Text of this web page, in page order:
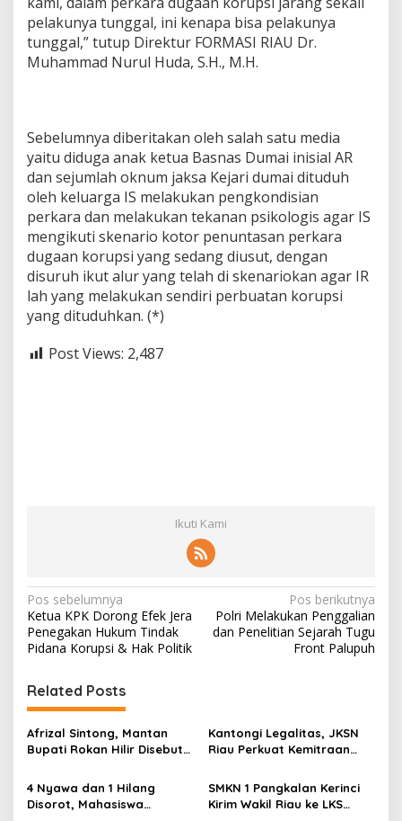
pelakunya tunggal, ini kenapa bisa pelakunya
tunggal,” tutup Direktur FORMASI RIAU Dr.
Muhammad Nurul Huda, S.H., M.H.
Sebelumnya diberitakan oleh salah satu media
yaitu diduga anak ketua Basnas Dumai inisial AR
dan sejumlah oknum jaksa Kejari dumai dituduh
oleh keluarga IS melakukan pengkondisian
perkara dan melakukan tekanan psikologis agar IS
mengikuti skenario kotor penuntasan perkara
dugaan korupsi yang sedang diusut, dengan
disuruh ikut alur yang telah di skenariokan agar IR
lah yang melakukan sendiri perbuatan korupsi
yang dituduhkan. (*)
Post Views: 2,487
Ikuti Kami
N
a
v
i
g
a
s
i
p
Pos sebelumnya
Ketua KPK Dorong Efek Jera
Penegakan Hukum Tindak
Pidana Korupsi & Hak Politik
Pos berikutnya
Polri Melakukan Penggalian
dan Penelitian Sejarah Tugu
Front Palupuh
Related Posts
Afrizal Sintong, Mantan
Bupati Rokan Hilir Disebut
Diterima Kejati, GMPR
Desak Usut Dividen Rp331,7
Kantongi Legalitas, JKSN
Riau Perkuat Kemitraan
Ketahanan Bangsa
4 Nyawa dan 1 Hilang
Disorot, Mahasiswa
SMKN 1 Pangkalan Kerinci
Kirim Wakil Riau ke LKS